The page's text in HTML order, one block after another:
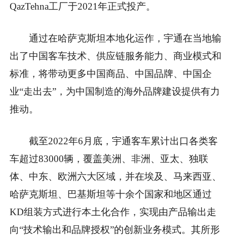
QazTehna工厂于2021年正式投产。
通过在哈萨克斯坦本地化运作，宇通在当地输
出了中国客车技术、供应链服务能力、商业模式和
标准，将带动更多中国商品、中国品牌、中国企
业“走出去”，为中国制造的海外品牌建设提供有力
推动。
截至2022年6月底，宇通客车累计出口各类客
车超过83000辆，覆盖美洲、非洲、亚太、独联
体、中东、欧洲六大区域，并在埃及、马来西亚、
哈萨克斯坦、巴基斯坦等十余个国家和地区通过
KD组装方式进行本土化合作，实现由产品输出走
向“技术输出和品牌授权”的创新业务模式。其所形